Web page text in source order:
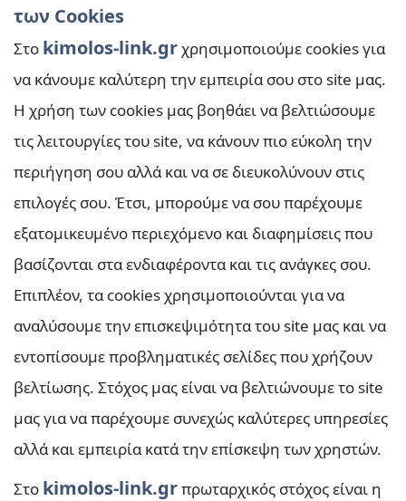
των Cookies
Στο kimolos-link.grχρησιμοποιούμε cookies για
να κάνουμε καλύτερη την εμπειρία σου στο site μας.
Η χρήση των cookies μας βοηθάει να βελτιώσουμε
τις λειτουργίες του site, να κάνουν πιο εύκολη την
περιήγηση σου αλλά και να σε διευκολύνουν στις
επιλογές σου. Έτσι, μπορούμε να σου παρέχουμε
εξατομικευμένο περιεχόμενο και διαφημίσεις που
βασίζονται στα ενδιαφέροντα και τις ανάγκες σου.
Επιπλέον, τα cookies χρησιμοποιούνται για να
αναλύσουμε την επισκεψιμότητα του site μας και να
εντοπίσουμε προβληματικές σελίδες που χρήζουν
βελτίωσης. Στόχος μας είναι να βελτιώνουμε το site
μας για να παρέχουμε συνεχώς καλύτερες υπηρεσίες
αλλά και εμπειρία κατά την επίσκεψη των χρηστών.
Στο kimolos-link.grπρωταρχικός στόχος είναι η